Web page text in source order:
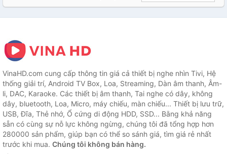
VinaHD.com cung cấp thông tin giá cả thiết bị nghe nhìn Tivi, Hệ
thống giải trí, Android TV Box, Loa, Streaming, Dàn âm thanh, Âm-
li, DAC, Karaoke. Các thiết bị âm thanh, Tai nghe có dây, không
dây, bluetooth, Loa, Micro, máy chiếu, màn chiếu... Thiết bị lưu trữ,
USB, Đĩa, Thẻ nhớ, Ổ cứng di động HDD, SSD... Bằng khả năng
sẵn có cùng sự nỗ lực không ngừng, chúng tôi đã tổng hợp hơn
280000 sản phẩm, giúp bạn có thể so sánh giá, tìm giá rẻ nhất
trước khi mua. Chúng tôi không bán hàng.